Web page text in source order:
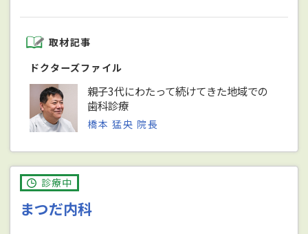
取材記事
ドクターズファイル
親子3代にわたって続けてきた地域での
歯科診療
橋本 猛央 院長
診療中
まつだ内科